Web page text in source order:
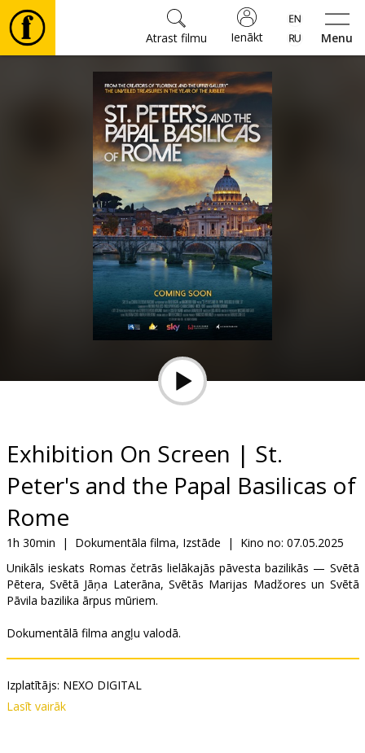
Menu
Ienākt
Atrast filmu
Pasākumi
B2B
Kino
Klubs
Exhibition On Screen | St.
Peter's and the Papal Basilicas of
Rome
1h 30min | Dokumentāla filma, Izstāde | Kino no: 07.05.2025
Unikāls ieskats Romas četrās lielākajās pāvesta bazilikās — Svētā
Pētera, Svētā Jāņa Laterāna, Svētās Marijas Madžores un Svētā
Pāvila bazilika ārpus mūriem.
Dokumentālā filma angļu valodā.
Izplatītājs: NEXO DIGITAL
Režisors: Luca Viotto
Lasīt vairāk